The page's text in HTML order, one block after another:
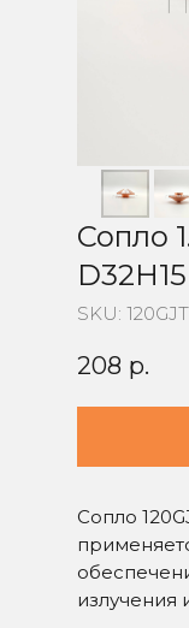
Сопло
SKU:
208 р.
Сопло
излучения